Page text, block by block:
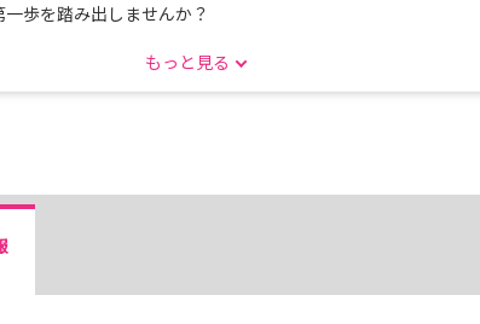
歩を踏み出しませんか？
をひとつずつ増やしていきます
もっと見る